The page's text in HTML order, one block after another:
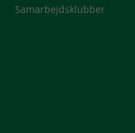
Samarbejdsklubber